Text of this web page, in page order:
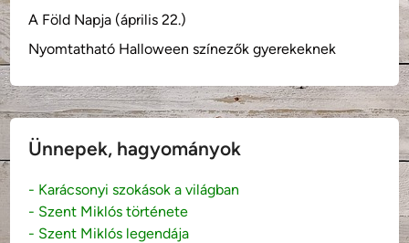
A Föld Napja (április 22.)
Nyomtatható Halloween színezők gyerekeknek
Ünnepek, hagyományok
- Karácsonyi szokások a világban
- Szent Miklós története
- Szent Miklós legendája